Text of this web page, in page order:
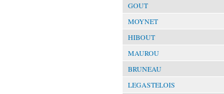
GOUT
MOYNET
HIBOUT
MAUROU
BRUNEAU
LEGASTELOIS